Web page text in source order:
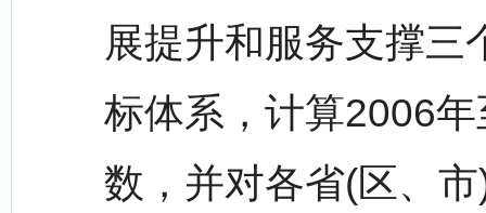
展提升和服务支撑三
标体系，计算2006
数，并对各省(区、